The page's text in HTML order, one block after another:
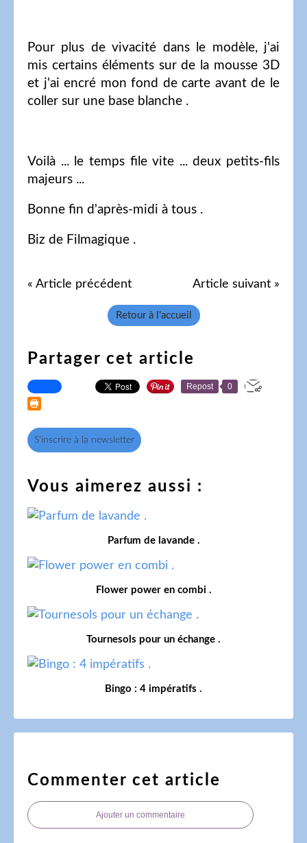
Pour plus de vivacité dans le modèle, j'ai
mis certains éléments sur de la mousse 3D
et j'ai encré mon fond de carte avant de le
coller sur une base blanche .
Voilà ... le temps file vite ... deux petits-fils
majeurs ...
Bonne fin d'après-midi à tous .
Biz de Filmagique .
« Article précédent Article suivant »
Retour à l'accueil
Partager cet article
Repost 0
S'inscrire à la newsletter
Vous aimerez aussi :
Parfum de lavande .
Flower power en combi .
Tournesols pour un échange .
Bingo : 4 impératifs .
Commenter cet article
Ajouter un commentaire